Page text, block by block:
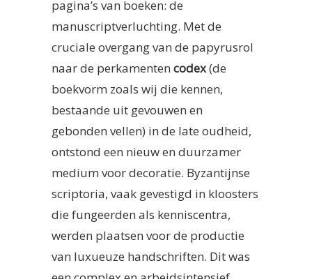
pagina’s van boeken: de
manuscriptverluchting. Met de
cruciale overgang van de papyrusrol
naar de perkamenten codex(de
boekvorm zoals wij die kennen,
bestaande uit gevouwen en
gebonden vellen) in de late oudheid,
ontstond een nieuw en duurzamer
medium voor decoratie. Byzantijnse
scriptoria, vaak gevestigd in kloosters
die fungeerden als kenniscentra,
werden plaatsen voor de productie
van luxueuze handschriften. Dit was